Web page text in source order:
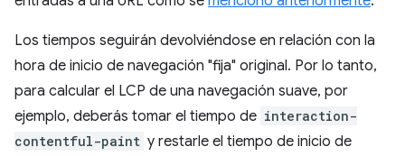
Los tiempos seguirán devolviéndose en relación con la
hora de inicio de navegación "fija" original. Por lo tanto,
para calcular el LCP de una navegación suave, por
ejemplo, deberás tomar el tiempo de interaction-
contentful-paint y restarle el tiempo de inicio de